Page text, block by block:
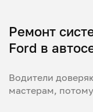
Ремонт
Ford в
Водители
мастерам,